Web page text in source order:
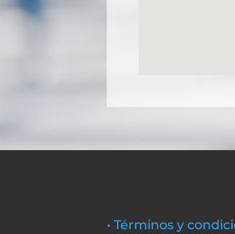
• Términos y